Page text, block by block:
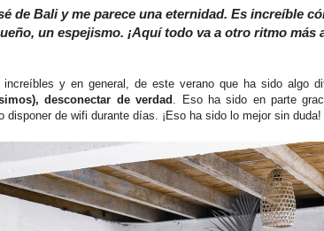
de Bali y me parece una eternidad. Es increíble
un espejismo. ¡Aquí todo va a otro ritmo más
y en general, de este verano que ha sido algo
desconectar de verdad . Eso ha sido en parte
disponer de wifi durante días. ¡Eso ha sido lo mejor sin duda!